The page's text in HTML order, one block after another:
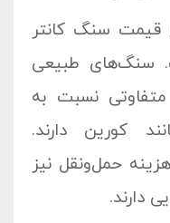
قیمت سنگ کانتر
سنگ‌های طبیعی
نسبت به
کورین دارند.
حمل‌ونقل نیز
دارند.